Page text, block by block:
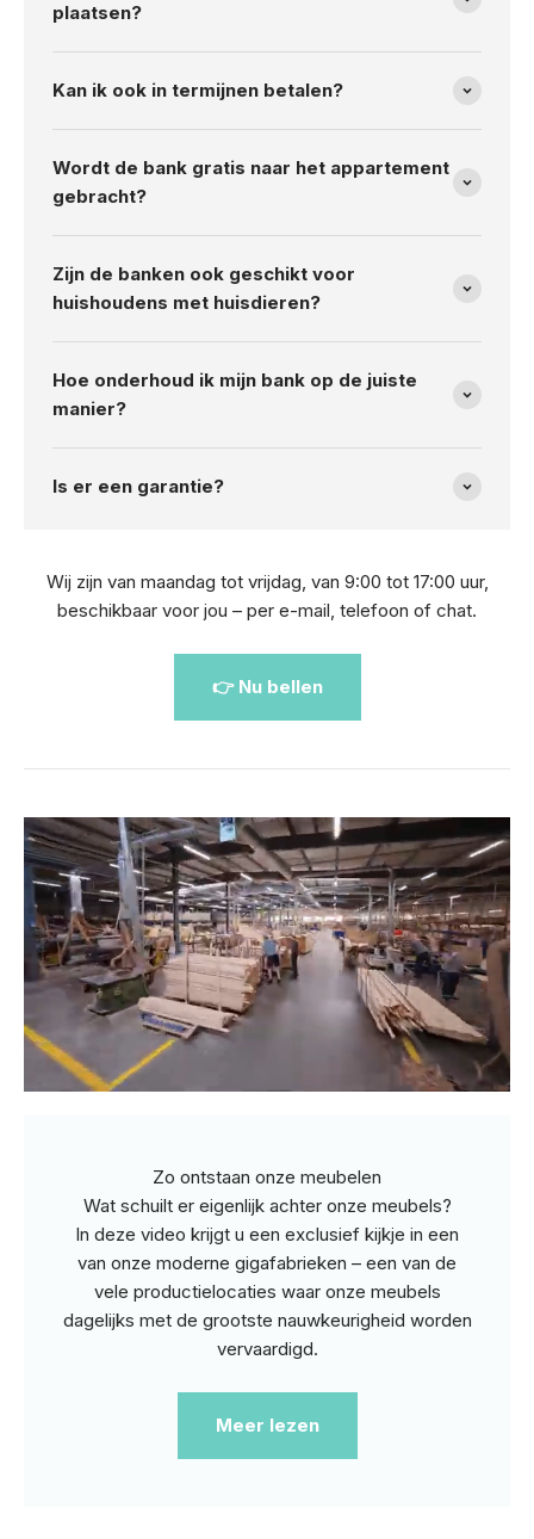
plaatsen?
Kan ik ook in termijnen betalen?
Wordt de bank gratis naar het appartement
gebracht?
Zijn de banken ook geschikt voor
huishoudens met huisdieren?
Hoe onderhoud ik mijn bank op de juiste
manier?
Is er een garantie?
Wij zijn van maandag tot vrijdag, van 9:00 tot 17:00 uur,
beschikbaar voor jou – per e-mail, telefoon of chat.
👉 Nu bellen
Zo ontstaan onze meubelen
Wat schuilt er eigenlijk achter onze meubels?
In deze video krijgt u een exclusief kijkje in een
van onze moderne gigafabrieken – een van de
vele productielocaties waar onze meubels
dagelijks met de grootste nauwkeurigheid worden
vervaardigd.
Meer lezen